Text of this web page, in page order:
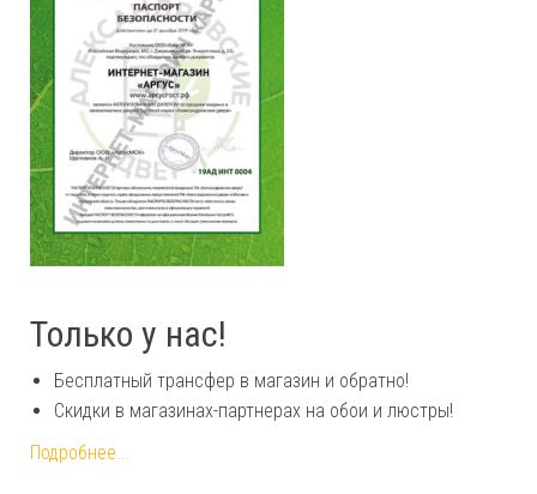
Только у нас!
Бесплатный трансфер в магазин и обратно!
Скидки в магазинах-партнерах на обои и люстры!
Подробнее...